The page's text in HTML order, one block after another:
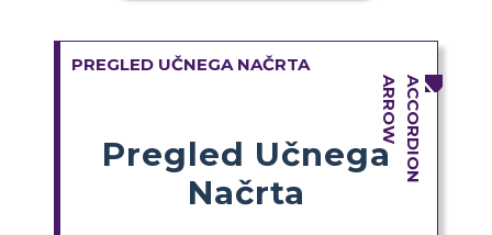
PREGLED UČNEGA NAČRTA
Pregled Učnega
Načrta